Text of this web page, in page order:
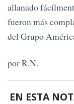
allanado
fueron más
del Grupo
por R.N.
EN ESTA